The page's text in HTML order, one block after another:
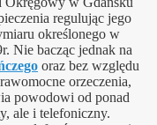
regulując jego
określonego w
Nie bacząc jednak na
oraz bez względu
orzeczenia,
powodowi od ponad
ale i telefoniczny.